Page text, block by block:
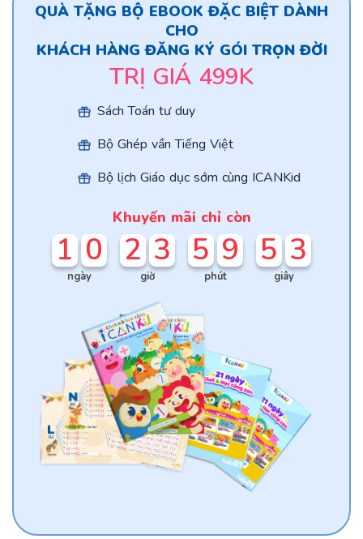
QUÀ TẶNG BỘ EBOOK ĐẶC BIỆT DÀNH
CHO
KHÁCH HÀNG ĐĂNG KÝ GÓI TRỌN ĐỜI
TRỊ GIÁ 499K
Sách Toán tư duy
Bộ Ghép vần Tiếng Việt
Bộ lịch Giáo dục sớm cùng ICANKid
Khuyến mãi chỉ còn
1 0
ngày
2 3
giờ
5 9
phút
5 3
giây